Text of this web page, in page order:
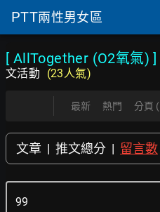
PTT兩性男女區
[ AllTogether (O2氧氣) ]
文活動
(23人氣)
最新 熱門 分頁
文章 | 推文總分 | 留言數